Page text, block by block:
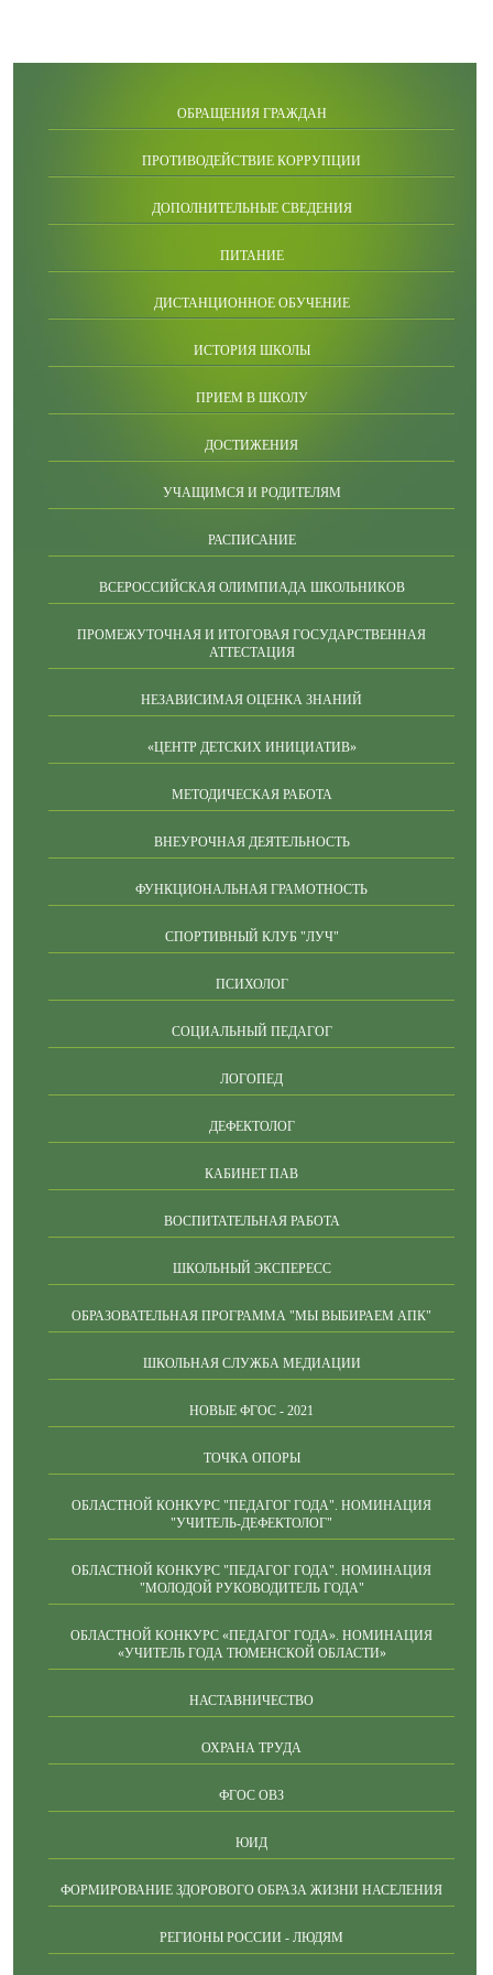
ОБРАЩЕНИЯ ГРАЖДАН
ПРОТИВОДЕЙСТВИЕ КОРРУПЦИИ
ДОПОЛНИТЕЛЬНЫЕ СВЕДЕНИЯ
ПИТАНИЕ
ДИСТАНЦИОННОЕ ОБУЧЕНИЕ
ИСТОРИЯ ШКОЛЫ
ПРИЕМ В ШКОЛУ
ДОСТИЖЕНИЯ
УЧАЩИМСЯ И РОДИТЕЛЯМ
РАСПИСАНИЕ
ВСЕРОССИЙСКАЯ ОЛИМПИАДА ШКОЛЬНИКОВ
ПРОМЕЖУТОЧНАЯ И ИТОГОВАЯ ГОСУДАРСТВЕННАЯ
АТТЕСТАЦИЯ
НЕЗАВИСИМАЯ ОЦЕНКА ЗНАНИЙ
«ЦЕНТР ДЕТСКИХ ИНИЦИАТИВ»
МЕТОДИЧЕСКАЯ РАБОТА
ВНЕУРОЧНАЯ ДЕЯТЕЛЬНОСТЬ
ФУНКЦИОНАЛЬНАЯ ГРАМОТНОСТЬ
СПОРТИВНЫЙ КЛУБ "ЛУЧ"
ПСИХОЛОГ
СОЦИАЛЬНЫЙ ПЕДАГОГ
ЛОГОПЕД
ДЕФЕКТОЛОГ
КАБИНЕТ ПАВ
ВОСПИТАТЕЛЬНАЯ РАБОТА
ШКОЛЬНЫЙ ЭКСПЕРЕСС
ОБРАЗОВАТЕЛЬНАЯ ПРОГРАММА "МЫ ВЫБИРАЕМ АПК"
ШКОЛЬНАЯ СЛУЖБА МЕДИАЦИИ
НОВЫЕ ФГОС - 2021
ТОЧКА ОПОРЫ
ОБЛАСТНОЙ КОНКУРС "ПЕДАГОГ ГОДА". НОМИНАЦИЯ
"УЧИТЕЛЬ-ДЕФЕКТОЛОГ"
ОБЛАСТНОЙ КОНКУРС "ПЕДАГОГ ГОДА". НОМИНАЦИЯ
"МОЛОДОЙ РУКОВОДИТЕЛЬ ГОДА"
ОБЛАСТНОЙ КОНКУРС «ПЕДАГОГ ГОДА». НОМИНАЦИЯ
«УЧИТЕЛЬ ГОДА ТЮМЕНСКОЙ ОБЛАСТИ»
НАСТАВНИЧЕСТВО
ОХРАНА ТРУДА
ФГОС ОВЗ
ЮИД
ФОРМИРОВАНИЕ ЗДОРОВОГО ОБРАЗА ЖИЗНИ НАСЕЛЕНИЯ
РЕГИОНЫ РОССИИ - ЛЮДЯМ